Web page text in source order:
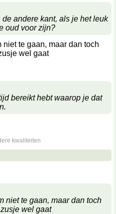
andere kant, als je het leuk
oud voor zijn?
te gaan, maar dan toch
wel gaat
bereikt hebt waarop je dat
kwaliteiten
niet te gaan, maar dan toch
wel gaat